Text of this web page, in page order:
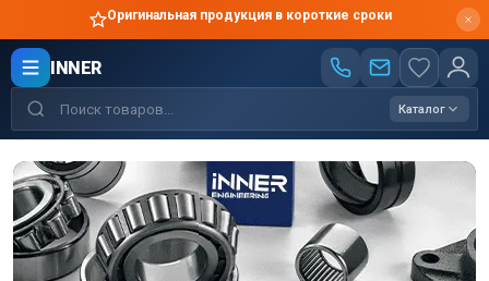
Оригинальная продукция в короткие сроки
INNER
Каталог